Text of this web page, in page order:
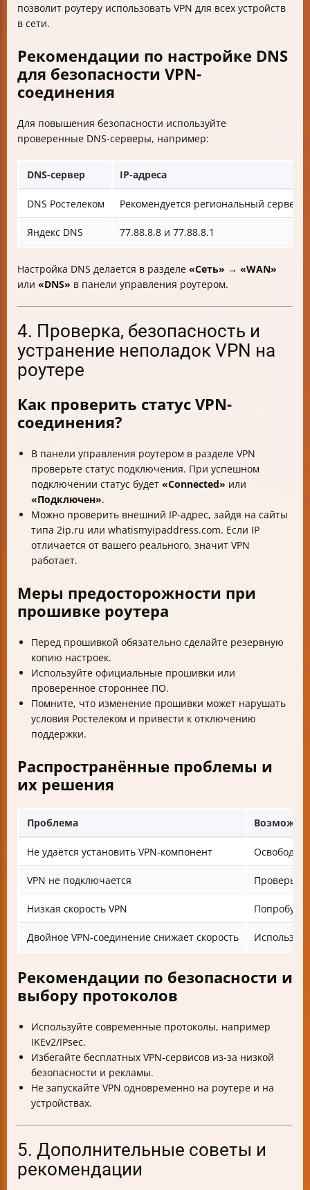
позволит роутеру использовать VPN для всех устройств
в сети.
Рекомендации по настройке DNS
для безопасности VPN-
соединения
Для повышения безопасности используйте
проверенные DNS-серверы, например:
DNS-сервер IP-адреса
DNS Ростелеком Рекомендуется региональный сервер
Яндекс DNS 77.88.8.8 и 77.88.8.1
Настройка DNS делается в разделе «Сеть» → «WAN»
или «DNS» в панели управления роутером.
4. Проверка, безопасность и
устранение неполадок VPN на
роутере
Как проверить статус VPN-
соединения?
В панели управления роутером в разделе VPN
проверьте статус подключения. При успешном
подключении статус будет «Connected» или
«Подключен».
Можно проверить внешний IP-адрес, зайдя на сайты
типа 2ip.ru или whatismyipaddress.com. Если IP
отличается от вашего реального, значит VPN
работает.
Меры предосторожности при
прошивке роутера
Перед прошивкой обязательно сделайте резервную
копию настроек.
Используйте официальные прошивки или
проверенное стороннее ПО.
Помните, что изменение прошивки может нарушать
условия Ростелеком и привести к отключению
поддержки.
Распространённые проблемы и
их решения
Проблема
Не удаётся установить VPN-компонент
VPN не подключается Проверьте
Низкая скорость VPN
Двойное VPN-соединение снижает скорость
Рекомендации по безопасности и
выбору протоколов
Используйте современные протоколы, например
IKEv2/IPsec.
Избегайте бесплатных VPN-сервисов из-за низкой
безопасности и рекламы.
Не запускайте VPN одновременно на роутере и на
устройствах.
5. Дополнительные советы и
рекомендации